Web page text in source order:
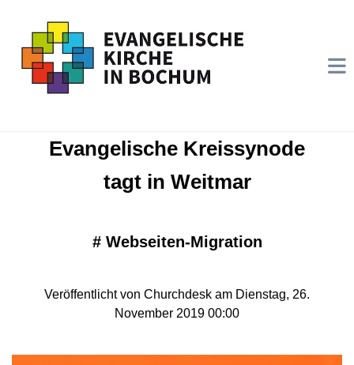
Evangelische Kreissynode
tagt in Weitmar
# Webseiten-Migration
Veröffentlicht von Churchdesk am Dienstag, 26.
November 2019 00:00